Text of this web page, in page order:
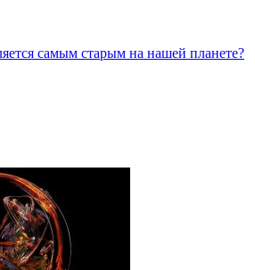
самым старым на нашей планете?